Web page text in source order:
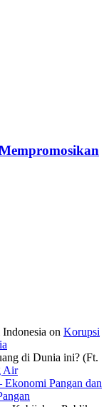
on Korupsi
di Dunia ini? (Ft.
Air
Ekonomi Pangan dan